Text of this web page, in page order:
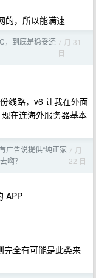
的，所以能满速
，到底是稳妥还 7 月 31
日
线路，v6 让我在外面
在连海外服务器基本
广告说提供“纯正家
啊？
7 月
22 日
APP
完全有可能是此类来